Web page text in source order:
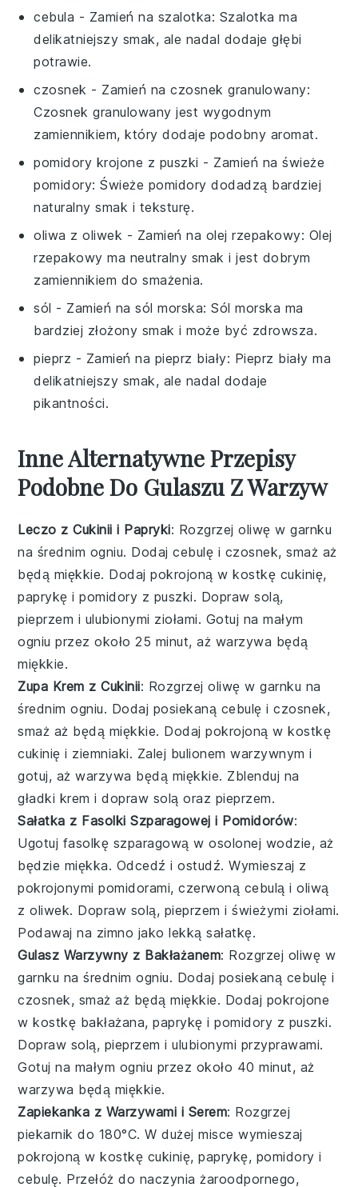
cebula - Zamień na szalotka: Szalotka ma
delikatniejszy smak, ale nadal dodaje głębi
potrawie.
czosnek - Zamień naczosnek granulowany:
Czosnek granulowany jest wygodnym
zamiennikiem, który dodaje podobny aromat.
pomidory krojone z puszki - Zamień naświeże
pomidory: Świeże pomidory dodadzą bardziej
naturalny smak i teksturę.
oliwa z oliwek - Zamień na olej rzepakowy: Olej
rzepakowy ma neutralny smak i jest dobrym
zamiennikiem do smażenia.
sól - Zamień nasól morska: Sól morska ma
bardziej złożony smak i może być zdrowsza.
pieprz - Zamień na pieprz biały: Pieprz biały ma
delikatniejszy smak, ale nadal dodaje
pikantności.
Inne Alternatywne Przepisy
Podobne Do Gulaszu Z Warzyw
Leczo z Cukinii i Papryki: Rozgrzej oliwę w garnku
na średnim ogniu. Dodaj cebulę i czosnek, smaż aż
będą miękkie. Dodaj pokrojoną w kostkę cukinię,
paprykę i pomidory z puszki. Dopraw solą,
pieprzem i ulubionymi ziołami. Gotuj na małym
ogniu przez około 25 minut, aż warzywa będą
miękkie.
Zupa Krem z Cukinii: Rozgrzej oliwę w garnku na
średnim ogniu. Dodaj posiekaną cebulę i czosnek,
smaż aż będą miękkie. Dodaj pokrojoną w kostkę
cukinię i ziemniaki. Zalej bulionem warzywnym i
gotuj, aż warzywa będą miękkie. Zblenduj na
gładki krem i dopraw solą oraz pieprzem.
Sałatka z Fasolki Szparagowej i Pomidorów:
Ugotuj fasolkę szparagową w osolonej wodzie, aż
będzie miękka. Odcedź i ostudź. Wymieszaj z
pokrojonymi pomidorami, czerwoną cebulą i oliwą
z oliwek. Dopraw solą, pieprzem i świeżymi ziołami.
Podawaj na zimno jako lekką sałatkę.
Gulasz Warzywny z Bakłażanem: Rozgrzej oliwę w
garnku na średnim ogniu. Dodaj posiekaną cebulę i
czosnek, smaż aż będą miękkie. Dodaj pokrojone
w kostkę bakłażana, paprykę i pomidory z puszki.
Dopraw solą, pieprzem i ulubionymi przyprawami.
Gotuj na małym ogniu przez około 40 minut, aż
warzywa będą miękkie.
Zapiekanka z Warzywami i Serem: Rozgrzej
piekarnik do 180°C. W dużej misce wymieszaj
pokrojoną w kostkę cukinię, paprykę, pomidory i
cebulę. Przełóż do naczynia żaroodpornego,